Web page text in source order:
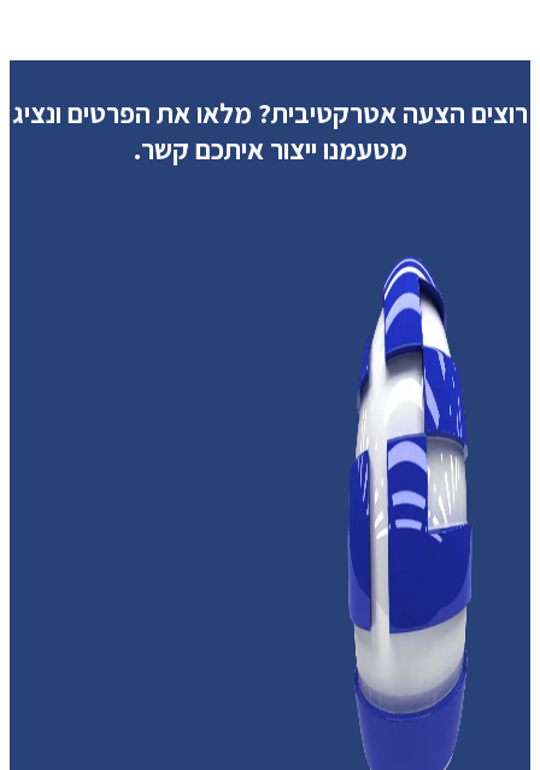
רוצים הצעה אטרקטיבית? מלאו את הפרטים ונציג
מטעמנו ייצור איתכם קשר.